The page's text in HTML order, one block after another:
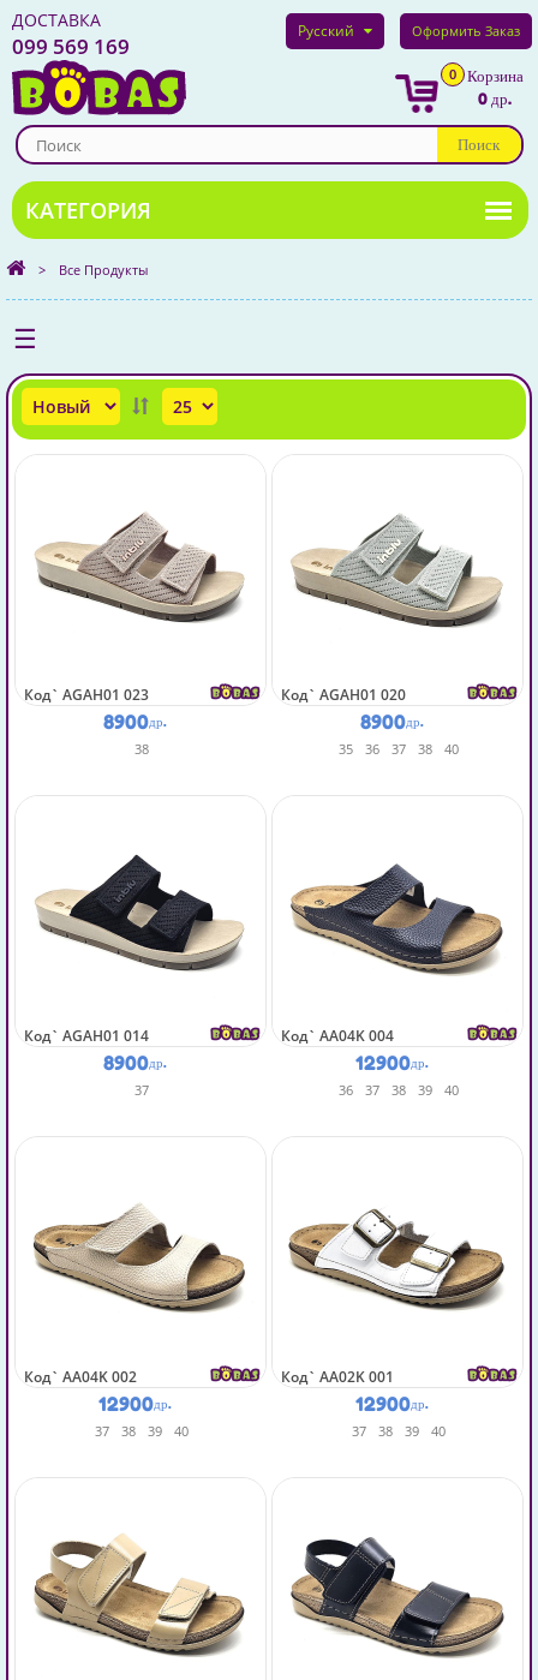
ДОСТАВКА
099 569 169
Русский Оформить Заказ
Поиск
0
Корзина
0 др.
> Все Продукты
☰
Код` AGAH01 023
8900др.
38
Код` AGAH01 020
8900др.
35 36 37 38 40
Код` AGAH01 014
8900др.
37
Код` AA04K 004
12900др.
36 37 38 39 40
Код` AA04K 002
12900др.
37 38 39 40
Код` AA02K 001
12900др.
37 38 39 40